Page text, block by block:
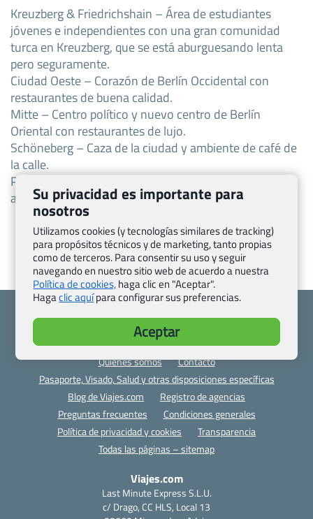
Kreuzberg & Friedrichshain – Área de estudiantes
jóvenes e independientes con una gran comunidad
turca en Kreuzberg, que se está aburguesando lenta
pero seguramente.
Ciudad Oeste – Corazón de Berlín Occidental con
restaurantes de buena calidad.
Mitte – Centro político y nuevo centro de Berlín
Oriental con restaurantes de lujo.
Schöneberg – Caza de la ciudad y ambiente de café de
la calle.
Prenzlauer Berg – El zumbido de Prenzlberg y su
animada escena estudiantil.
Quienes somos
Contacto
Pasaporte, Visado, Salud y otras disposiciones específicas
Blog de Viajes.com
Registro de agencias
Preguntas frecuentes
Condiciones generales
Política de privacidad y cookies
Transparencia
Todas las páginas – sitemap
Viajes.com
Last Minute Express S.L.U.
c/ Drago, CC HLS, Local 13
Su privacidad es importante para
nosotros
Utilizamos cookies (y tecnologías similares de tracking)
para propósitos técnicos y de marketing, tanto propias
como de terceros. Para consentir su uso y seguir
navegando en nuestro sitio web de acuerdo a nuestra
Política de cookies,haga clic en "Aceptar".
Hagaclic aquípara configurar sus preferencias.
Aceptar